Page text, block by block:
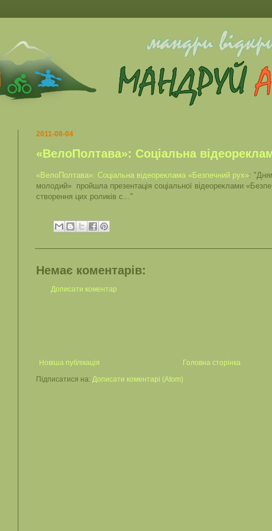
2011-08-04
«ВелоПолтава»: Соціальна
«ВелоПолтава»: Соціальна відеореклама «Безпечний рух»:
молодий» пройшла презентація соціальної відеореклами
створення цих роликів с..."
Немає коментарів:
Дописати коментар
Новіша публікація
Головна сторінка
Підписатися на: Дописати коментарі (Atom)